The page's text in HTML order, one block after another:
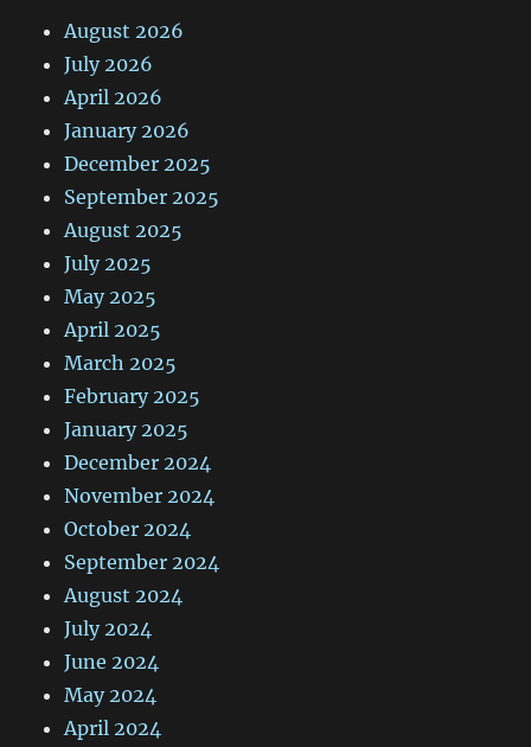
August 2026
July 2026
April 2026
January 2026
December 2025
September 2025
August 2025
July 2025
May 2025
April 2025
March 2025
February 2025
January 2025
December 2024
November 2024
October 2024
September 2024
August 2024
July 2024
June 2024
May 2024
April 2024